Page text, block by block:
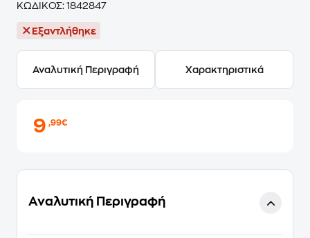
ΚΩΔΙΚΟΣ: 1842847
Εξαντλήθηκε
Αναλυτική Περιγραφή Χαρακτηριστικά
9,99€
Αναλυτική Περιγραφή